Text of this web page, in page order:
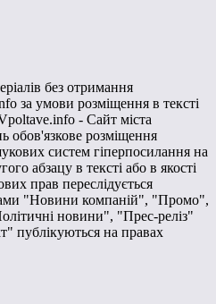
без отримання
за умови розміщення в тексті
- Сайт міста
обов'язкове розміщення
систем гіперпосилання на
абзацу в тексті або в якості
прав переслідується
"Новини компаній", "Промо",
новини", "Прес-реліз"
публікуються на правах